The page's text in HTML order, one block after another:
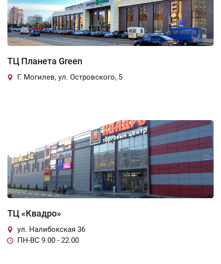
ТЦ Планета Green
Г. Могилев, ул. Островского, 5
ТЦ «Квадро»
ул. Налибокская 36
ПН-ВС 9.00 - 22.00